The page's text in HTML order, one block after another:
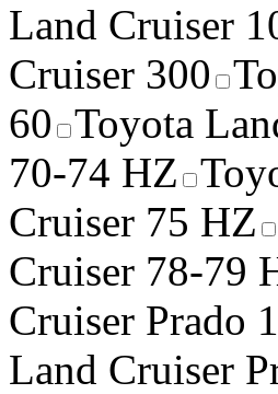
Land Cruiser
Cruiser 300
60 Toyota
70-74 HZ
Cruiser 75 HZ
Cruiser 78-79
Cruiser Prado
Land Cruiser